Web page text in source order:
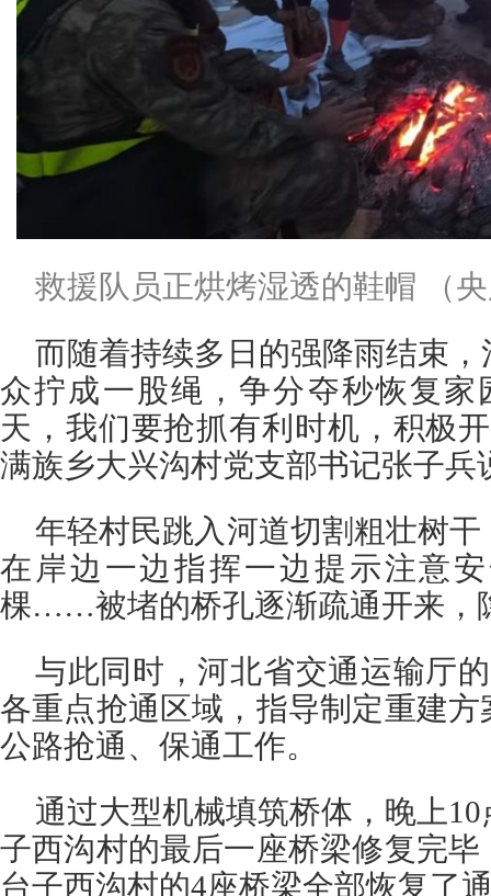
救援队员正烘烤湿透的鞋帽 （
而随着持续多日的强降雨结束
众拧成一股绳，争分夺秒恢复家
天，我们要抢抓有利时机，积极
满族乡大兴沟村党支部书记张子兵
年轻村民跳入河道切割粗壮树
在岸边一边指挥一边提示注意
棵……被堵的桥孔逐渐疏通开来，
与此同时，河北省交通运输厅
各重点抢通区域，指导制定重建
公路抢通、保通工作。
通过大型机械填筑桥体，晚上
子西沟村的最后一座桥梁修复完
台子西沟村的4座桥梁全部恢复了